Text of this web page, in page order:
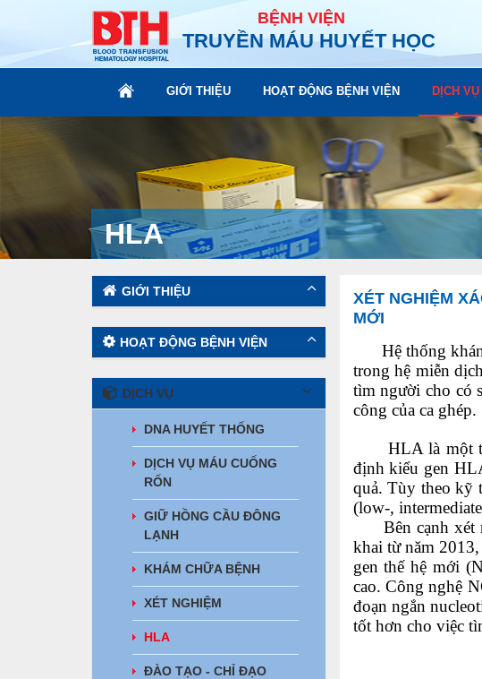
BỆNH VIỆN
TRUYỀN MÁU HUYẾT HỌC
GIỚI THIỆU HOẠT ĐỘNG BỆNH VIỆN DỊCH VỤ
HLA
GIỚI THIỆU
HOẠT ĐỘNG BỆNH VIỆN
DỊCH VỤ
DNA HUYẾT THỐNG
DỊCH VỤ MÁU CUỐNG
RỐN
GIỮ HỒNG CẦU ĐÔNG
LẠNH
KHÁM CHỮA BỆNH
XÉT NGHIỆM
HLA
ĐÀO TẠO - CHỈ ĐẠO
XÉT NGHIỆM
MỚI
Hệ thống
trong hệ miễn
tìm người cho có
công của ca ghép.
HLA là một
định kiểu gen
quả. Tùy theo kỹ
(low-,
Bên cạnh xét
khai từ năm
gen thế hệ mới
cao. Công nghệ
đoạn ngắn
tốt hơn cho việc